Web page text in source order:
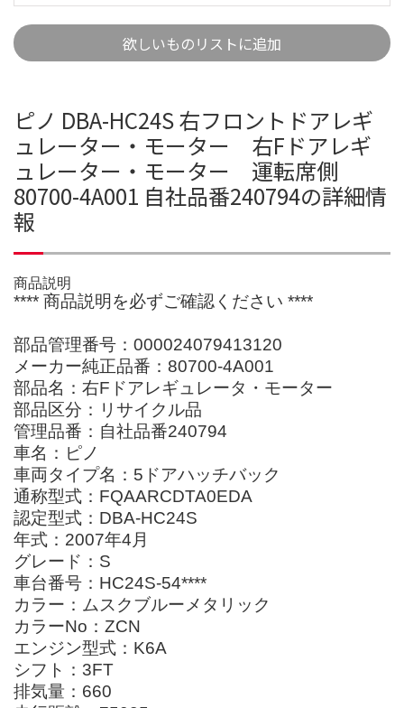
欲しいものリストに追加
ピノ DBA-HC24S 右フロントドアレギ
ュレーター・モーター 右Fドアレギ
ュレーター・モーター 運転席側
80700-4A001 自社品番240794の詳細情
報
商品説明
**** 商品説明を必ずご確認ください ****
部品管理番号：000024079413120
メーカー純正品番：80700-4A001
部品名：右Fドアレギュレータ・モーター
部品区分：リサイクル品
管理品番：自社品番240794
車名：ピノ
車両タイプ名：5ドアハッチバック
通称型式：FQAARCDTA0EDA
認定型式：DBA-HC24S
年式：2007年4月
グレード：S
車台番号：HC24S-54****
カラー：ムスクブルーメタリック
カラーNo：ZCN
エンジン型式：K6A
シフト：3FT
排気量：660